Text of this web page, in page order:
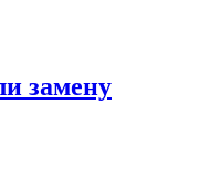
замену